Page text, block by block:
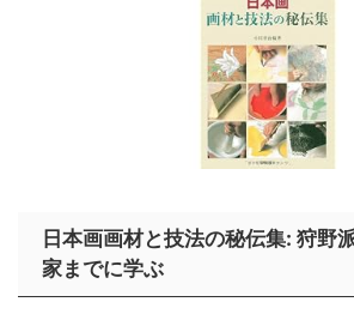
日本画画材と技法の秘伝集: 狩野
家までに学ぶ